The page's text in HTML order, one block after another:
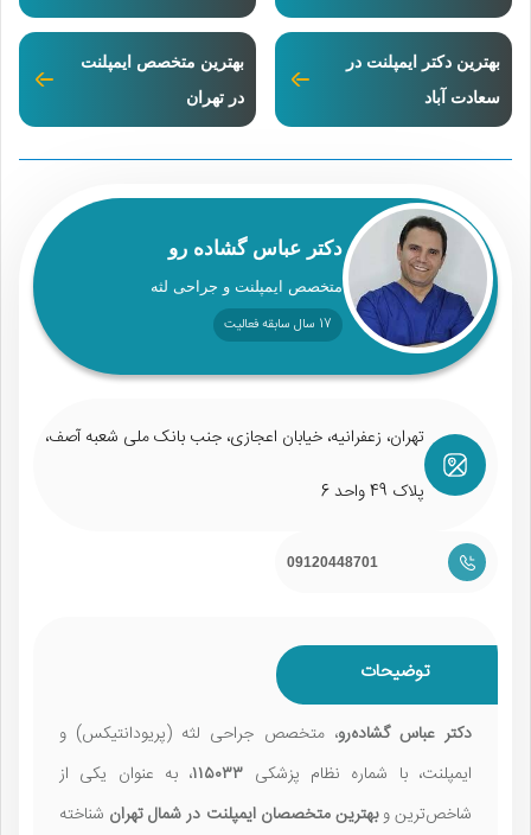
بهترین دکتر ایمپلنت در
سعادت آباد
بهترین متخصص ایمپلنت
در تهران
دکتر عباس گشاده رو
متخصص ایمپلنت و جراحی لثه
17 سال سابقه فعالیت
تهران، زعفرانیه، خیابان اعجازی، جنب بانک ملی شعبه آصف،
پلاک 49 واحد 6
09120448701
توضیحات
دکتر عباس گشاده‌رو، متخصص جراحی لثه (پریودانتیکس) و
ایمپلنت، با شماره نظام پزشکی ۱۱۵۰۳۳، به عنوان یکی از
شاخص‌ترین وبهترین متخصصان ایمپلنت در شمال تهران شناخته